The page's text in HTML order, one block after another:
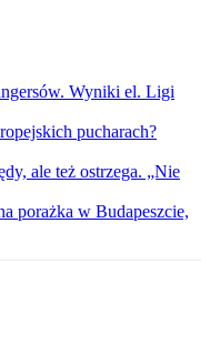
Wyniki el. Ligi
pucharach?
ale też ostrzega. „Nie
porażka w Budapeszcie,